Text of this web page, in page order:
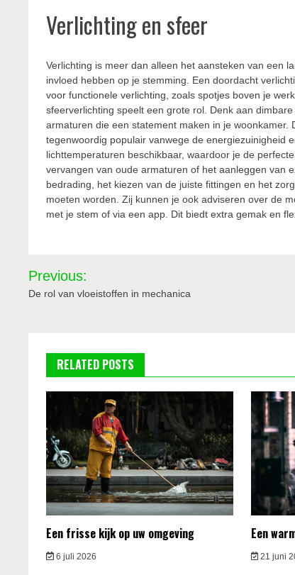
Verlichting en sfeer
Verlichting is meer dan alleen het aansteken van een
invloed hebben op je stemming. Een doordacht
voor functionele verlichting, zoals spotjes boven je
sfeerverlichting speelt een grote rol. Denk aan
armaturen die een statement maken in je
tegenwoordig populair vanwege de energiezuinigheid
lichttemperaturen beschikbaar, waardoor je de
vervangen van oude armaturen of het aanleggen van
bedrading, het kiezen van de juiste fittingen en het
moeten worden. Zij kunnen je ook adviseren over de
met je stem of via een app. Dit biedt extra gemak en
Bericht
navigatie
Previous:
De rol van vloeistoffen in mechanica
RELATED POSTS
Een frisse kijk op uw omgeving
6 juli 2026
Een
21 juni